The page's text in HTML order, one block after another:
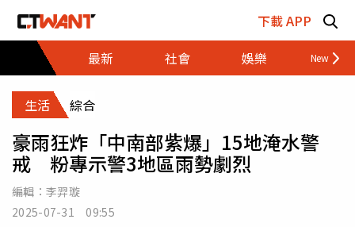
下載 APP
最新
社會 娛樂 財經
生活 綜合
豪雨狂炸「中南部紫爆」15地淹水警
戒 粉專示警3地區雨勢劇烈
編輯： 李羿璇
2025-07-31 09:55